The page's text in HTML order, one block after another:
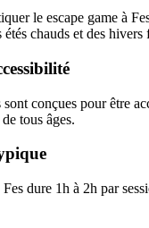
le escape game à
chauds et des hivers
conçues pour être
tous âges.
Fes dure 1h à 2h par